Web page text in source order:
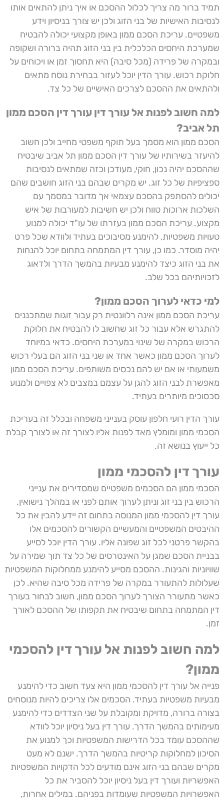
תמיד ברור מה צריך לכלול ההסכם או איך ניתן להתאים אותו
לנסיבות האישיות של בני הזוג ולכן יש צורך בניסיון וידע
משפטיים. עריכת הסכם ממון באופן מקצועי יכולה להבטיח
שמערכת היחסים הכלכלית בין בני הזוג תהיה ברורה ושקופה
ובמקרה של פרידה (מכל סיבה) היא תחסוך זמן או ויכוחים על
חלוקת רכוש. עורך הדין יוכל לעזור בבחירת נוסח מתאים
ולהתאים את ההסכם לצרכים האישיים של כל צד.
למה חשוב לפנות אל עורך דין עורך דין הסכם ממון
תל אביב?
הסכם ממון הוא מסמך בעל תוקף משפטי מחייב ולכן חשוב
להיעזר בשירותיו של עורך דין הסכם ממון תל אביב שיבטיח
שההסכם יהיה נכון, חוקי, מעודכן וכזה שמתאים לנסיבות
ספציפיות של כל זוג. יש מקרים שבהם בני הזוג חושבים שהם
יכולים להסתפק בהסכם עצמאי אך מדובר במסמך עם
השלכות ארוכות טווח ולכן יש חשיבות למעורבות של איש
מקצוע. עריכת הסכם ממון בעזרתו של עו"ד יכולה למנוע
טעויות משפטיות, להימנע מסיבוכים בעתיד ולוודא שכל פרט
יהיה מוסדר. כמו כן, עורך דין המתמחה בתחום יוכל להנחות
את בני הזוג כיצד להימנע מבעיות בהמשך הדרך ולדאוג
לזכויותיהם בכל שלב.
למי כדאי לערוך הסכם ממון?
עריכת הסכם ממון אינה רלוונטית רק עבור זוגות שמתכננים
להתגרש אלא עבור כל זוג שחשוב לו להבטיח את חלוקת
הרכוש במקרה של שינוי במערכת היחסים. כדאי במיוחד
לערוך הסכם ממון כאשר אחד או שני בני הזוג הם בעלי רכוש
משמעותי או אם יש להם נכסים משותפים. עריכת הסכם ממון
מאפשרת לבני הזוג להגן על עצמם במצבים לא צפויים ולמנוע
סכסוכים מיותרים בעתיד.
עורך הדין רועי חלפון עוסק בענייני משפחה ובכלל זה בעריכת
הסכמי ממון ומומלץ מאד לפנות אליו לצורך זה או לצורך קבלת
כל ייעוץ בנושא זה.
עורך דין להסכמי ממון
הסכמי ממון הם הסכמים משפטיים שמסדירים את ענייני
הרכוש בין בני זוג וניתן לערוך אותם לפני או במהלך נישואין.
עורך דין להסכמי ממון המנוסה בתחום זה יידע להבין את כל
ההיבטים המשפטיים והמעשיים הקשורים להסכמים אלו
בהקשר פרטני לכל זוג שפונה אליו. עורך הדין יוכל לסייע
בבניית הסכם שמגן על האינטרסים של כל צד תוך שמירה על
שוויוניות והגינות. ההסכם מסייע להימנע ממחלוקות המשפטיות
שעלולות להתעורר במקרה של פרידה מכל סיבה שהיא. לכן
כאשר מתעורר הצורך לערוך הסכם ממון, חשוב לבחור בעורך
דין המתמחה בתחום שיבטיח את תקפותו של ההסכם לאורך
זמן.
למה חשוב לפנות אל עורך דין להסכמי
ממון?
פנייה אל עורך דין להסכמי ממון היא צעד חשוב כדי להימנע
מבעיות משפטיות בעתיד. הסכמים אלו צריכים להיות מנוסחים
בצורה ברורה, מדויקת ומקובלת על שני הצדדים כדי להימנע
מעימותים בהמשך הדרך. עורך דין בעל ניסיון יוכל לוודא
שההסכם עומד בכל הדרישות המשפטיות וכך למנוע את
הסיכון למחלוקות קריטיות בהמשך הדרך. ישנם לא מעט
מקרים שבהם בני הזוג אינם מודעים לכל הדקויות המשפטיות
האפשריות ועורך דין בעל ניסיון יוכל להסביר את כל
האפשרויות המשפטיות שעומדות בפניהם. במילים אחרות,